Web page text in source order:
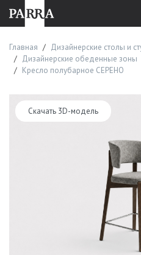
Главная
Дизайнерские столы и
Дизайнерские обеденные зоны
Кресло полубарное СЕРЕНО
Скачать 3D-модель